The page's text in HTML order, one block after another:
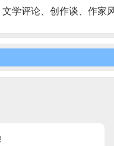
学评论、创作谈、作